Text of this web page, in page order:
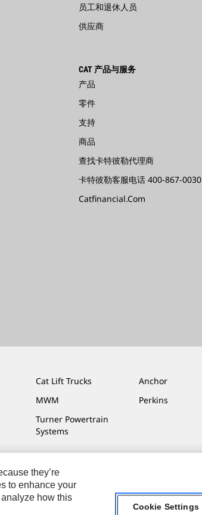
员工和退休人员
供应商
CAT 产品与服务
产品
零件
支持
商品
查找卡特彼勒代理商
卡特彼勒客服电话 400-867-0030
Catfinancial.com
Cat Lift Trucks
Anchor
MWM
Perkins
Turner Powertrain
Systems
they’re
to enhance your
how this
Cookie Settings